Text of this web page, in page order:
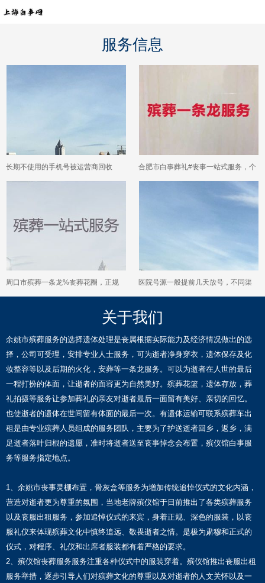
服务信息
长期不使用的手机号被运营商回收
后，原号主会承担什么风险？
合肥市白事葬礼#丧事一站式服务，个
性化服务
周口市殡葬一条龙%丧葬花圈，正规
白事服务公司
医院号源一般提前几天放号，不同渠
道的预约时间是不是都一样？
关于我们
余姚市殡葬服务的选择遗体处理是丧属根据实际能力及经济情况做出的选
择，公司可受理，安排专业人士服务，可为逝者净身穿衣，遗体保存及化
妆整容等以及后期的火化，安葬等一条龙服务。可以为逝者在人世的最后
一程打扮的体面，让逝者的面容更为自然美好。殡葬花篮，遗体存放，葬
礼拍摄等服务让参加葬礼的亲友对逝者最后一面留有美好、亲切的回忆。
也使逝者的遗体在世间留有体面的最后一次。有遗体运输可联系殡葬车出
租是由专业殡葬人员组成的服务团队，主要为了护送逝者回乡，返乡，满
足逝者落叶归根的遗愿，准时将逝者送至丧事悼念会布置，殡仪馆白事服
务等服务指定地点。
1、余姚市丧事灵棚布置，骨灰盒等服务为增加传统追悼仪式的文化内涵，
营造对逝者更为尊重的氛围，当地老牌殡仪馆于日前推出了各类殡葬服务
以及丧服出租服务，参加追悼仪式的来宾，身着正规、深色的服装，以丧
服礼仪来体现殡葬文化中慎终追远、敬畏逝者之情。是极为肃穆和正式的
仪式，对程序、礼仪和出席者服装都有着严格的要求。
2、殡仪馆丧葬服务服务注重各种仪式中的服装穿着。殡仪馆推出丧服出租
服务举措，逐步引导人们对殡葬文化的尊重以及对逝者的人文关怀以及一